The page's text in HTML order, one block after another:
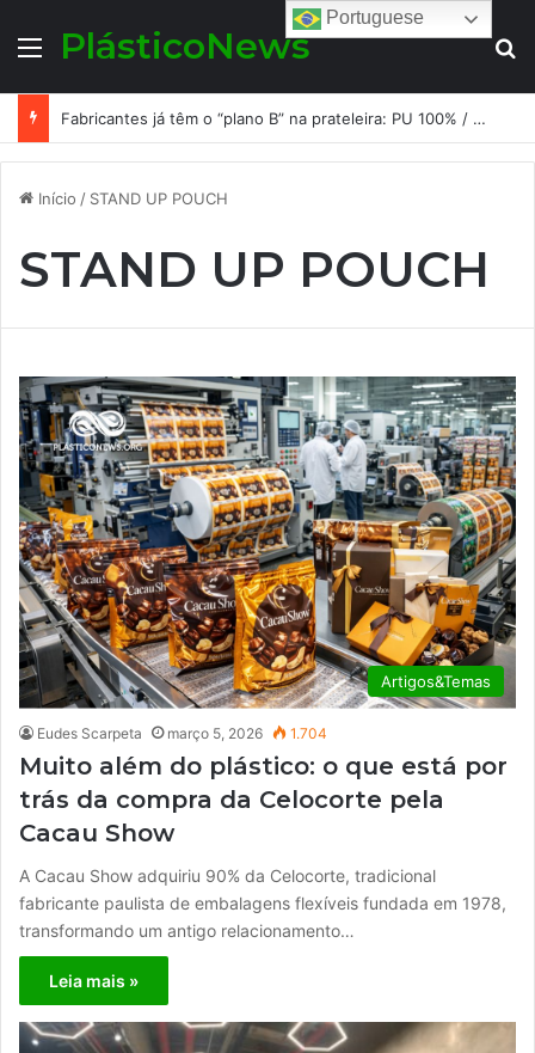
MenuPlásticoNews
Fabricantes já têm o “plano B” na prateleira: PU 100% / NC-free existe, mas ainda é pouco usado: a hora é transformar isso em projeto de resiliência
Início / STAND UP POUCH
STAND UP POUCH
Artigos&Temas
Eudes Scarpeta março 5, 2026 1.704
Muito além do plástico: o que está por
trás da compra da Celocorte pela
Cacau Show
A Cacau Show adquiriu 90% da Celocorte, tradicional
fabricante paulista de embalagens flexíveis fundada em 1978,
transformando um antigo relacionamento…
Leia mais »
Portuguese